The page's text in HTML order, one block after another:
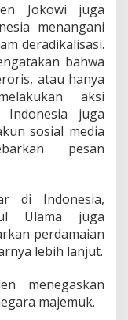
Jokowi juga
menangani
deradikalisasi.
bahwa
atau hanya
aksi
Indonesia juga
sosial media
pesan
di Indonesia,
Ulama juga
perdamaian
lebih lanjut.
menegaskan
majemuk.